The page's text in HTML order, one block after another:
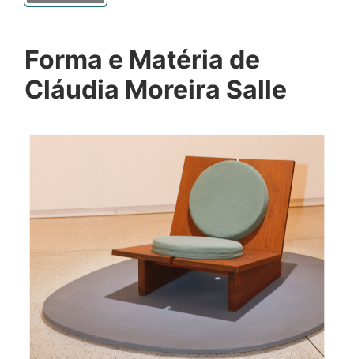
Forma e Matéria de
Cláudia Moreira Salle